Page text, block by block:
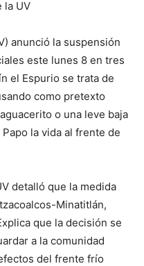
la UV
anunció la suspensión
este lunes 8 en tres
el Espurio se trata de
como pretexto
o una leve baja
la vida al frente de
detalló que la medida
Minatitlán,
que la decisión se
a la comunidad
del frente frío